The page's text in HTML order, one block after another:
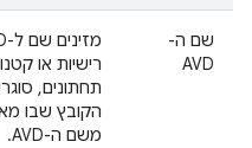
שם ה-
AVD
רישיות או
תחתונים,
משם ה-AVD.